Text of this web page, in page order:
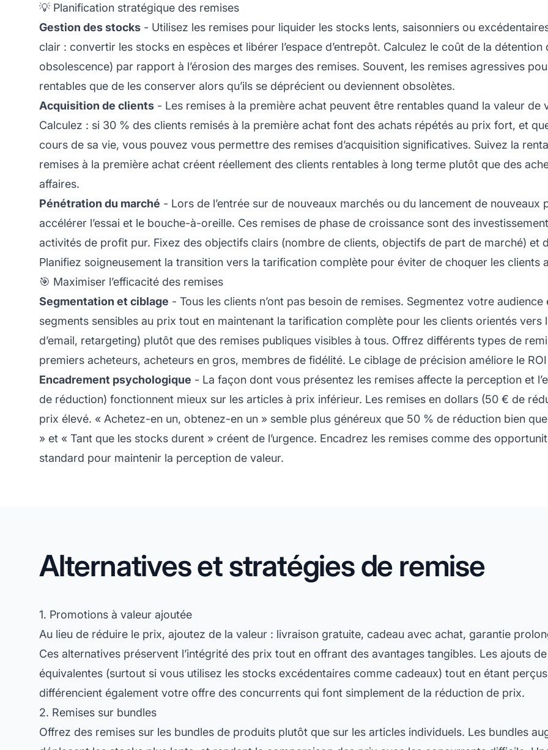
💡 Planification stratégique des remises
Gestion des stocks - Utilisez les remises pour liquider les stocks lents, saisonniers ou
clair : convertir les stocks en espèces et libérer l’espace d’entrepôt. Calculez le coût de la
obsolescence) par rapport à l’érosion des marges des remises. Souvent, les remises agressives
rentables que de les conserver alors qu’ils se déprécient ou deviennent obsolètes.
Acquisition de clients - Les remises à la première achat peuvent être rentables quand la valeur de
Calculez : si 30 % des clients remisés à la première achat font des achats répétés au prix fort, et
cours de sa vie, vous pouvez vous permettre des remises d’acquisition significatives. Suivez la
remises à la première achat créent réellement des clients rentables à long terme plutôt que des
affaires.
Pénétration du marché - Lors de l’entrée sur de nouveaux marchés ou du lancement de
accélérer l’essai et le bouche-à-oreille. Ces remises de phase de croissance sont des
activités de profit pur. Fixez des objectifs clairs (nombre de clients, objectifs de part de marché) et
Planifiez soigneusement la transition vers la tarification complète pour éviter de choquer les clients
🎯 Maximiser l’efficacité des remises
Segmentation et ciblage - Tous les clients n’ont pas besoin de remises. Segmentez votre
segments sensibles au prix tout en maintenant la tarification complète pour les clients orientés vers
d’email, retargeting) plutôt que des remises publiques visibles à tous. Offrez différents types de
premiers acheteurs, acheteurs en gros, membres de fidélité. Le ciblage de précision améliore le
Encadrement psychologique - La façon dont vous présentez les remises affecte la perception et
de réduction) fonctionnent mieux sur les articles à prix inférieur. Les remises en dollars (50 € de
prix élevé. « Achetez-en un, obtenez-en un » semble plus généreux que 50 % de réduction bien
» et « Tant que les stocks durent » créent de l’urgence. Encadrez les remises comme des
standard pour maintenir la perception de valeur.
Alternatives et stratégies de remise
1. Promotions à valeur ajoutée
Au lieu de réduire le prix, ajoutez de la valeur : livraison gratuite, cadeau avec achat, garantie
Ces alternatives préservent l’intégrité des prix tout en offrant des avantages tangibles. Les ajouts
équivalentes (surtout si vous utilisez les stocks excédentaires comme cadeaux) tout en étant
différencient également votre offre des concurrents qui font simplement de la réduction de prix.
2. Remises sur bundles
Offrez des remises sur les bundles de produits plutôt que sur les articles individuels. Les bundles